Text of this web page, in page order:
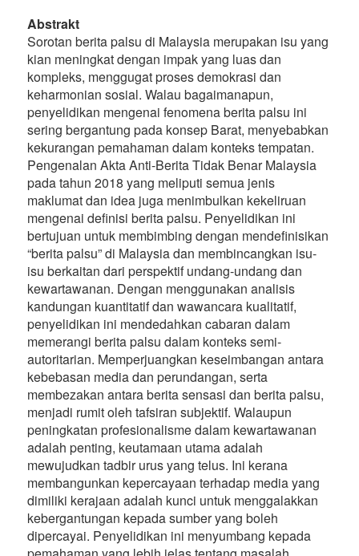
Abstrakt
Sorotan berita palsu di Malaysia merupakan isu yang
kian meningkat dengan impak yang luas dan
kompleks, menggugat proses demokrasi dan
keharmonian sosial. Walau bagaimanapun,
penyelidikan mengenai fenomena berita palsu ini
sering bergantung pada konsep Barat, menyebabkan
kekurangan pemahaman dalam konteks tempatan.
Pengenalan Akta Anti-Berita Tidak Benar Malaysia
pada tahun 2018 yang meliputi semua jenis
maklumat dan idea juga menimbulkan kekeliruan
mengenai definisi berita palsu. Penyelidikan ini
bertujuan untuk membimbing dengan mendefinisikan
“berita palsu” di Malaysia dan membincangkan isu-
isu berkaitan dari perspektif undang-undang dan
kewartawanan. Dengan menggunakan analisis
kandungan kuantitatif dan wawancara kualitatif,
penyelidikan ini mendedahkan cabaran dalam
memerangi berita palsu dalam konteks semi-
autoritarian. Memperjuangkan keseimbangan antara
kebebasan media dan perundangan, serta
membezakan antara berita sensasi dan berita palsu,
menjadi rumit oleh tafsiran subjektif. Walaupun
peningkatan profesionalisme dalam kewartawanan
adalah penting, keutamaan utama adalah
mewujudkan tadbir urus yang telus. Ini kerana
membangunkan kepercayaan terhadap media yang
dimiliki kerajaan adalah kunci untuk menggalakkan
kebergantungan kepada sumber yang boleh
dipercayai. Penyelidikan ini menyumbang kepada